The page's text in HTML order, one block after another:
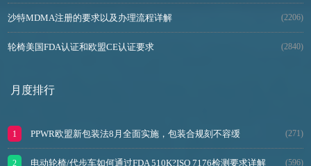
沙特MDMA注册的要求以及办理流程详解 (2206)
轮椅美国FDA认证和欧盟CE认证要求 (2840)
月度排行
PPWR欧盟新包装法8月全面实施，包装合规刻不容缓 (271)
电动轮椅/代步车如何通过FDA 510K?ISO 7176检测要求详解 (596)